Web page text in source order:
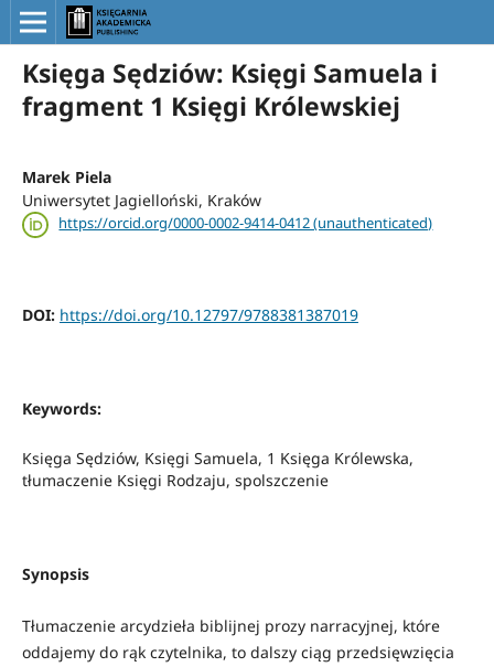
Księga Sędziów: Księgi Samuela i
fragment 1 Księgi Królewskiej
Marek Piela
Uniwersytet Jagielloński, Kraków
https://orcid.org/0000-0002-9414-0412 (unauthenticated)
DOI: https://doi.org/10.12797/9788381387019
Keywords:
Księga Sędziów, Księgi Samuela, 1 Księga Królewska,
tłumaczenie Księgi Rodzaju, spolszczenie
Synopsis
Tłumaczenie arcydzieła biblijnej prozy narracyjnej, które
oddajemy do rąk czytelnika, to dalszy ciąg przedsięwzięcia